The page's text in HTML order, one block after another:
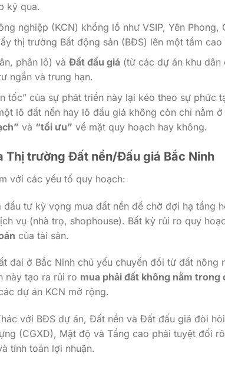
kỷ qua.
nghiệp (KCN) khổng lồ như VSIP, Yên Phong,
thị trường Bất động sản (BĐS) lên một tầm cao
phân lô) và Đất đấu giá(từ các dự án khu dân
ngắn và trung hạn.
tốc” của sự phát triển này lại kéo theo sự phức
lô đất nền hay lô đấu giá không còn chỉ nằm
và “tối ưu” về mặt quy hoạch hay không.
Thị trường Đất nền/Đấu giá Bắc Ninh
với các yếu tố quy hoạch:
đầu tư kỳ vọng mua đất nền để chờ đợi hạ tầng
vụ (nhà trọ, shophouse). Bất kỳ rủi ro quy
của tài sản.
đai ở Bắc Ninh chủ yếu chuyển đổi từ đất nông
này tạo ra rủi ro mua phải đất không nằm
dự án KCN mở rộng.
với BĐS dự án, Đất nền và Đất đấu giá đòi
(CGXD), Mật độ và Tầng cao phải tuyệt đối
tính toán lợi nhuận.